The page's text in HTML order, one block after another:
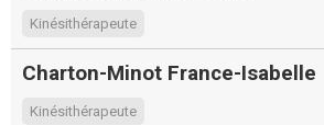
Kinésithérapeute
Charton-Minot France-Isabelle
Kinésithérapeute